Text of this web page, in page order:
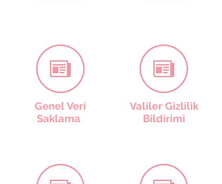
Genel Veri
Saklama
Valiler Gizlilik
Bildirimi